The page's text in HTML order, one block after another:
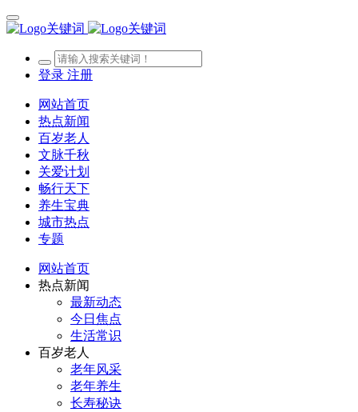
登录 注册
网站首页
热点新闻
百岁老人
文脉千秋
关爱计划
畅行天下
养生宝典
城市热点
专题
网站首页
热点新闻
最新动态
今日焦点
生活常识
百岁老人
老年风采
老年养生
长寿秘诀